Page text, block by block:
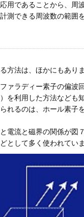
用であることから、周
測できる周波数の範囲
方法は、ほかにもありま
ァラディー素子の偏波
を利用した方法なども
れるのは、ホール素子
電流と磁界の関係が図
として多く使われていま